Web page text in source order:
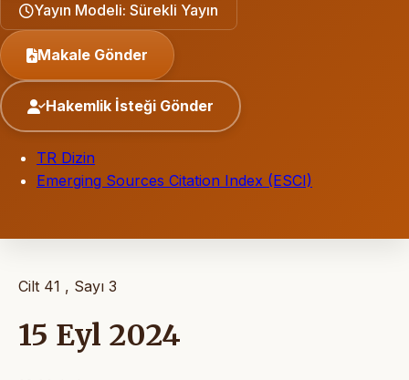
Yayın Modeli: Sürekli Yayın
Makale Gönder
Hakemlik İsteği Gönder
TR Dizin
Emerging Sources Citation Index (ESCI)
Cilt 41 , Sayı 3
15 Eyl 2024